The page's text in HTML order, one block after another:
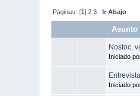
Páginas: [1]2 3 Ir Abajo
Asunto
Nostoc,
Iniciado
Entrevista
Iniciado